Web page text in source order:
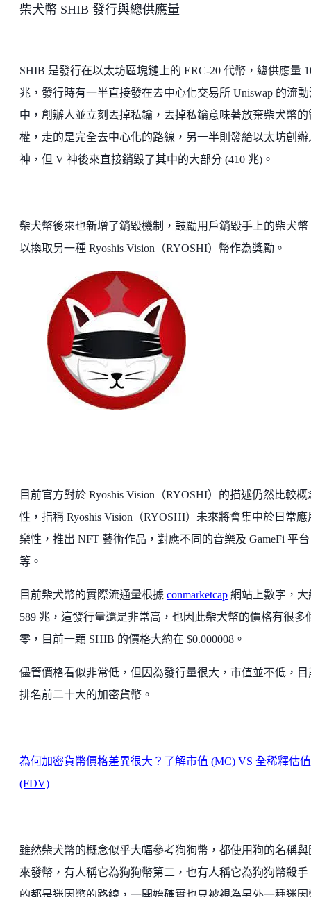
柴犬幣 SHIB 發行與總供應量
SHIB 是發行在以太坊區塊鏈上的 ERC-20 代幣，總供應量
兆，發行時有一半直接發在去中心化交易所 Uniswap 的流
中，創辦人並立刻丟掉私鑰，丟掉私鑰意味著放棄柴犬幣的
權，走的是完全去中心化的路線，另一半則發給以太坊創辦
神，但 V 神後來直接銷毀了其中的大部分 (410 兆)。
柴犬幣後來也新增了銷毀機制，鼓勵用戶銷毀手上的柴犬幣
以換取另一種 Ryoshis Vision（RYOSHI）幣作為獎勵。
目前官方對於 Ryoshis Vision（RYOSHI）的描述仍然比較概
性，指稱 Ryoshis Vision（RYOSHI）未來將會集中於日常應
樂性，推出 NFT 藝術作品，對應不同的音樂及 GameFi 平台
等。
目前柴犬幣的實際流通量根據 conmarketcap 網站上數字，大
589 兆，這發行量還是非常高，也因此柴犬幣的價格有很多
零，目前一顆 SHIB 的價格大約在 $0.000008。
儘管價格看似非常低，但因為發行量很大，市值並不低，目
排名前二十大的加密貨幣。
為何加密貨幣價格差異很大？了解市值 (MC) VS 全稀釋估值
(FDV)
雖然柴犬幣的概念似乎大幅參考狗狗幣，都使用狗的名稱與
來發幣，有人稱它為狗狗幣第二，也有人稱它為狗狗幣殺手
的都是迷因幣的路線，一開始確實也只被視為另外一種迷因